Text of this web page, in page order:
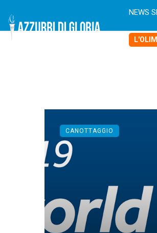
NEWS
CANOTTAGGIO